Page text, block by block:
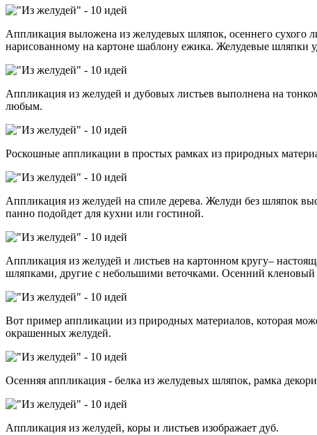
Аппликация выложена из желудевых шляпок, осеннего сухого
нарисованному на картоне шаблону ежика. Желудевые шляпки
Аппликация из желудей и дубовых листьев выполнена на
любым.
Роскошные аппликации в простых рамках из природных
Аппликация из желудей на спиле дерева. Желуди без шляпок
панно подойдет для кухни или гостиной.
Аппликация из желудей и листьев на картонном кругу–
шляпками, другие с небольшими веточками. Осенний кленовый
Вот пример аппликации из природных материалов, которая
окрашенных желудей.
Осенняя аппликация - белка из желудевых шляпок, рамка
Аппликация из желудей, коры и листьев изображает дуб.